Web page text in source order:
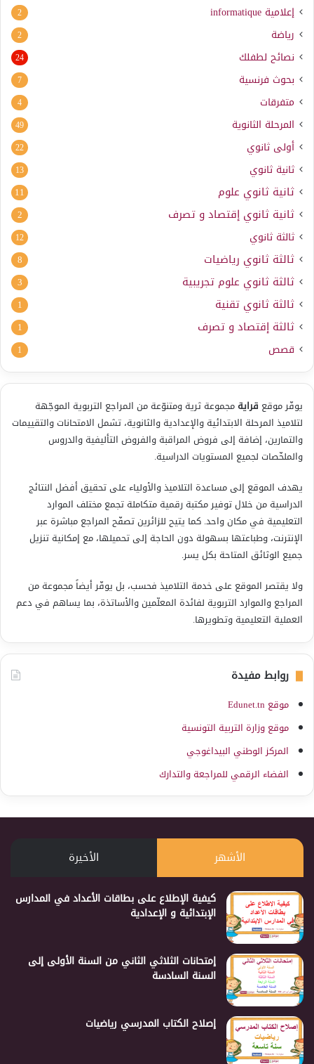
إعلامية informatique
2
رياضة 2
نصائح لطفلك 24
بحوث فرنسية 7
متفرقات 4
المرحلة الثانوية 49
أولى ثانوي 22
ثانية ثانوي 13
ثانية ثانوي علوم 11
ثانية ثانوي إقتصاد و تصرف 2
ثالثة ثانوي 12
ثالثة ثانوي رياضيات 8
ثالثة ثانوي علوم تجريبية 3
ثالثة ثانوي تقنية 1
ثالثة إقتصاد و تصرف 1
قصص 1
يوفّر موقع قرايةمجموعة ثرية ومتنوّعة من المراجع التربوية الموجّهة
لتلاميذ المرحلة الابتدائية والإعدادية والثانوية، تشمل الامتحانات والتقييمات
والتمارين، إضافة إلى فروض المراقبة والفروض التأليفية والدروس
والملخّصات لجميع المستويات الدراسية.
يهدف الموقع إلى مساعدة التلاميذ والأولياء على تحقيق أفضل النتائج
الدراسية من خلال توفير مكتبة رقمية متكاملة تجمع مختلف الموارد
التعليمية في مكان واحد. كما يتيح للزائرين تصفّح المراجع مباشرة عبر
الإنترنت، وطباعتها بسهولة دون الحاجة إلى تحميلها، مع إمكانية تنزيل
جميع الوثائق المتاحة بكل يسر.
ولا يقتصر الموقع على خدمة التلاميذ فحسب، بل يوفّر أيضاً مجموعة من
المراجع والموارد التربوية لفائدة المعلّمين والأساتذة، بما يساهم في دعم
العملية التعليمية وتطويرها.
روابط مفيدة
موقع Edunet.tn
موقع وزارة التربية التونسية
المركز الوطني البيداغوجي
الفضاء الرقمي للمراجعة والتدارك
الأشهر الأخيرة
كيفية الإطلاع على بطاقات الأعداد في المدارس
الإبتدائية و الإعدادية
إمتحانات الثلاثي الثاني من السنة الأولى إلى
السنة السادسة
إصلاح الكتاب المدرسي رياضيات